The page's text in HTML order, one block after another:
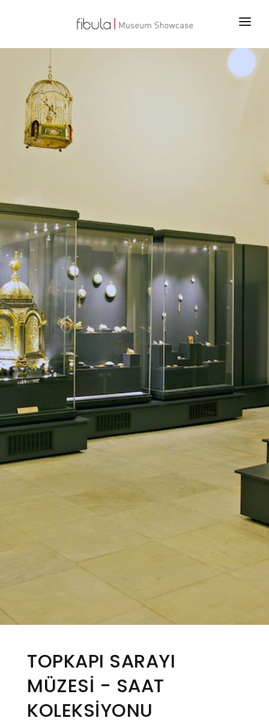
ANA SAYFA
PROJELER
ÜRÜNLER
TEKNOLOJİLER
TOPKAPI SARAYI
MÜZESİ - SAAT
KOLEKSİYONU